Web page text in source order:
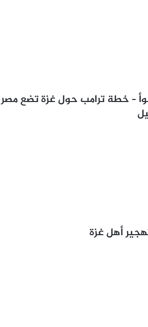
– خطة ترامب حول غزة تضع مصر
أهل غزة